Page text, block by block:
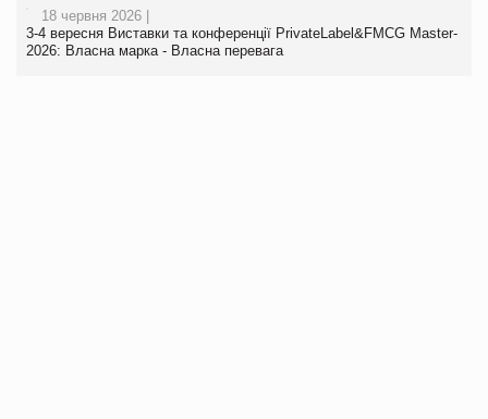
18 червня 2026 |
3-4 вересня Виставки та конференції PrivateLabel&FMCG Master-
2026: Власна марка - Власна перевага